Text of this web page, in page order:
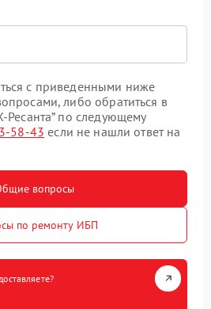
с приведенными ниже
либо обратиться в
Ресанта” по следующему
58-43 если не нашли ответ на
вопросы
по ремонту ИБП